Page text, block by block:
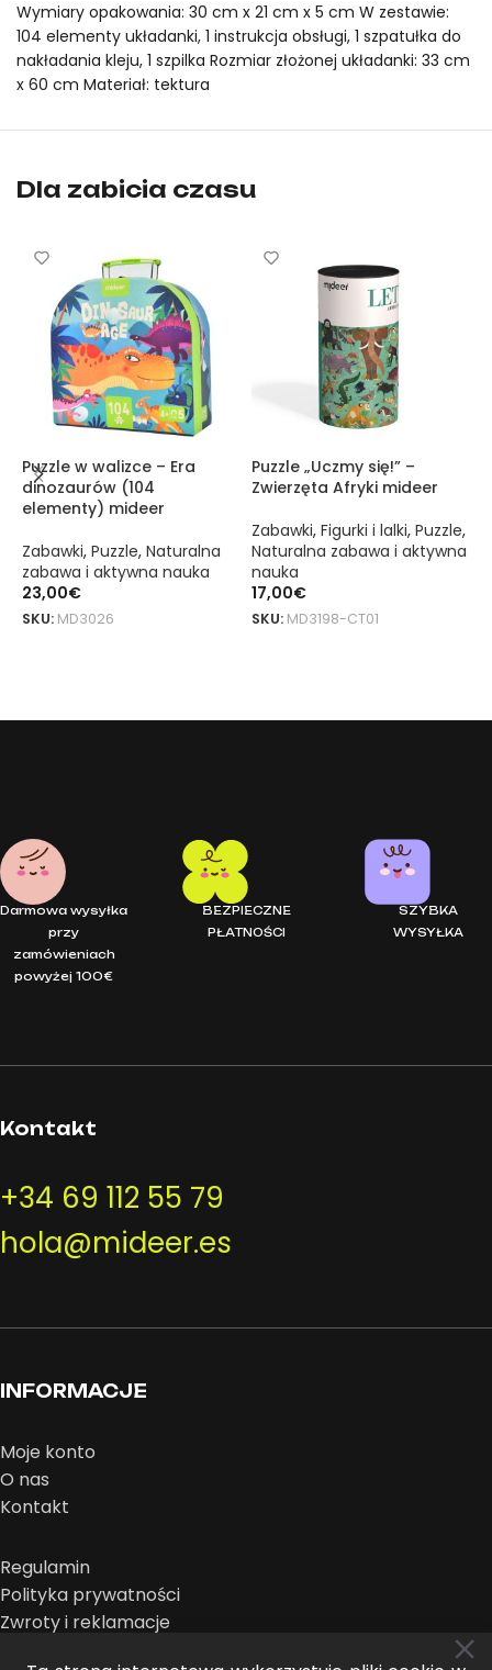
Wymiary opakowania: 30 cm x 21 cm x 5 cm W zestawie:
104 elementy układanki, 1 instrukcja obsługi, 1 szpatułka do
nakładania kleju, 1 szpilka Rozmiar złożonej układanki: 33 cm
x 60 cm Materiał: tektura
Puzzle artystyczne – Zgiełk uliczny (104 elementy) mideer
Puzzle artystyczne – Zgiełk uliczny (104 elementy) mideer
Dla zabicia czasu
Puzzle w walizce – Era
dinozaurów (104
elementy) mideer
Zabawki, Puzzle, Naturalna
zabawa i aktywna nauka
23,00€
SKU: MD3026
Puzzle „Uczmy się!” –
Zwierzęta Afryki mideer
Zabawki, Figurki i lalki, Puzzle,
Naturalna zabawa i aktywna
nauka
17,00€
SKU: MD3198-CT01
Darmowa wysyłka
przy
zamówieniach
powyżej 100€
BEZPIECZNE
PŁATNOŚCI
SZYBKA
WYSYŁKA
Kontakt
+34 69 112 55 79
hola@mideer.es
INFORMACJE
Moje konto
O nas
Kontakt
Regulamin
Polityka prywatności
Zwroty i reklamacje